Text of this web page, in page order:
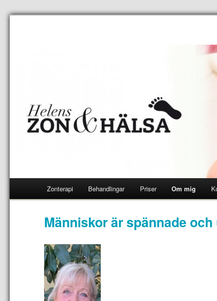
Zonterapi Behandlingar Priser Om mig
Människor är spännade